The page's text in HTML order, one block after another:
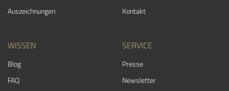
Auszeichnungen
Kontakt
WISSEN
Blog
FAQ
SERVICE
Presse
Newsletter